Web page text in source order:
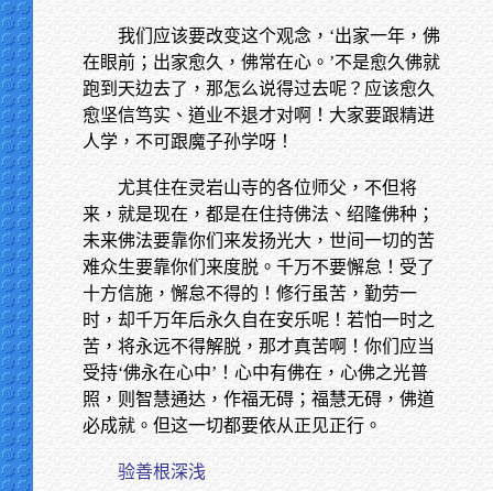
我们应该要改变这个观念，‘出家一年，佛
在眼前；出家愈久，佛常在心。’不是愈久佛就
跑到天边去了，那怎么说得过去呢？应该愈久
愈坚信笃实、道业不退才对啊！大家要跟精进
人学，不可跟魔子孙学呀！
尤其住在灵岩山寺的各位师父，不但将
来，就是现在，都是在住持佛法、绍隆佛种；
未来佛法要靠你们来发扬光大，世间一切的苦
难众生要靠你们来度脱。千万不要懈怠！受了
十方信施，懈怠不得的！修行虽苦，勤劳一
时，却千万年后永久自在安乐呢！若怕一时之
苦，将永远不得解脱，那才真苦啊！你们应当
受持‘佛永在心中’！心中有佛在，心佛之光普
照，则智慧通达，作福无碍；福慧无碍，佛道
必成就。但这一切都要依从正见正行。
验善根深浅